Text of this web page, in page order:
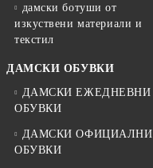
дамски ботуши от
изкуствени материали и
текстил
ДАМСКИ ОБУВКИ
ДАМСКИ ЕЖЕДНЕВНИ
ОБУВКИ
ДАМСКИ ОФИЦИАЛНИ
ОБУВКИ